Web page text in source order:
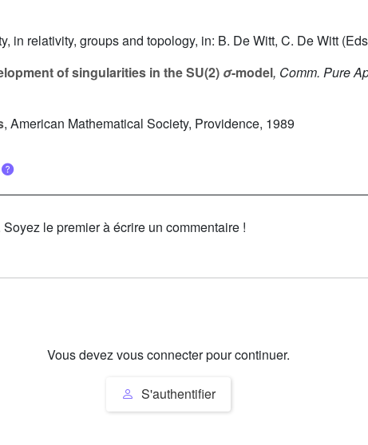
in relativity, groups and topology, in: B. De Witt, C. De Witt
of singularities in the SU(2) σ-model, Comm. Pure
, American Mathematical Society, Providence, 1989
le premier à écrire un commentaire !
Vous devez vous connecter pour continuer.
S'authentifier